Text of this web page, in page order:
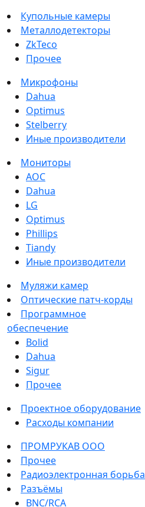
Купольные камеры
Металлодетекторы
ZkTeco
Прочее
Микрофоны
Dahua
Optimus
Stelberry
Иные производители
Мониторы
AOC
Dahua
LG
Optimus
Phillips
Tiandy
Иные производители
Муляжи камер
Оптические патч-корды
Программное
обеспечение
Bolid
Dahua
Sigur
Прочее
Проектное оборудование
Расходы компании
ПРОМРУКАВ ООО
Прочее
Радиоэлектронная борьба
Разъёмы
BNC/RCA